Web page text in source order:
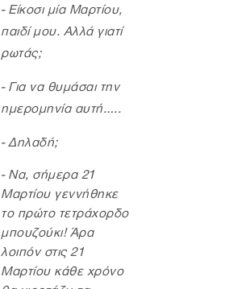
- Είκοσι μία Μαρτίου,
παιδί μου. Αλλά γιατί
ρωτάς;
- Για να θυμάσαι την
ημερομηνία αυτή…..
- Δηλαδή;
- Να, σήμερα 21
Μαρτίου γεννήθηκε
το πρώτο τετράχορδο
μπουζούκι! Άρα
λοιπόν στις 21
Μαρτίου κάθε χρόνο